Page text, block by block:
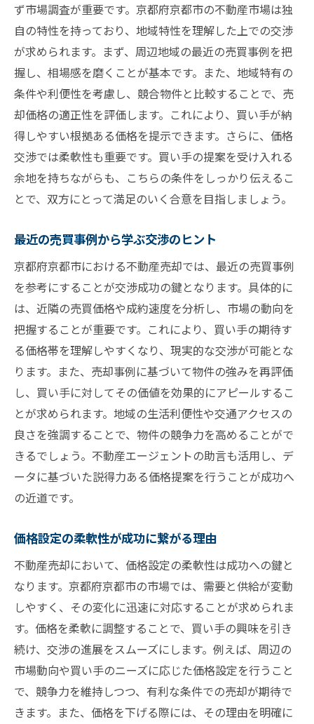
ず市場調査が重要です。京都府京都市の不動産市場は独
自の特性を持っており、地域特性を理解した上での交渉
が求められます。まず、周辺地域の最近の売買事例を把
握し、相場感を磨くことが基本です。また、地域特有の
条件や利便性を考慮し、競合物件と比較することで、売
却価格の適正性を評価します。これにより、買い手が納
得しやすい根拠ある価格を提示できます。さらに、価格
交渉では柔軟性も重要です。買い手の提案を受け入れる
余地を持ちながらも、こちらの条件をしっかり伝えるこ
とで、双方にとって満足のいく合意を目指しましょう。
最近の売買事例から学ぶ交渉のヒント
京都府京都市における不動産売却では、最近の売買事例
を参考にすることが交渉成功の鍵となります。具体的に
は、近隣の売買価格や成約速度を分析し、市場の動向を
把握することが重要です。これにより、買い手の期待す
る価格帯を理解しやすくなり、現実的な交渉が可能とな
ります。また、売却事例に基づいて物件の強みを再評価
し、買い手に対してその価値を効果的にアピールするこ
とが求められます。地域の生活利便性や交通アクセスの
良さを強調することで、物件の競争力を高めることがで
きるでしょう。不動産エージェントの助言も活用し、デ
ータに基づいた説得力ある価格提案を行うことが成功へ
の近道です。
価格設定の柔軟性が成功に繋がる理由
不動産売却において、価格設定の柔軟性は成功への鍵と
なります。京都府京都市の市場では、需要と供給が変動
しやすく、その変化に迅速に対応することが求められま
す。価格を柔軟に調整することで、買い手の興味を引き
続け、交渉の進展をスムーズにします。例えば、周辺の
市場動向や買い手のニーズに応じた価格設定を行うこと
で、競争力を維持しつつ、有利な条件での売却が期待で
きます。また、価格を下げる際には、その理由を明確に